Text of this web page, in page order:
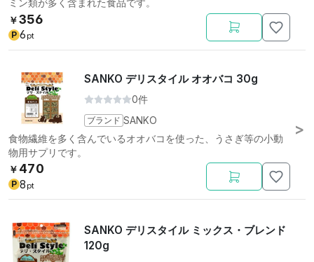
ミン類が多く含まれた食品です。
￥356
P 6 pt
SANKO デリスタイル オオバコ 30g
0件
ブランド SANKO
食物繊維を多く含んでいるオオバコを使った、うさぎ等の小動
物用サプリです。
￥ 470
P 8 pt
SANKO デリスタイル ミックス・ブレンド
120g